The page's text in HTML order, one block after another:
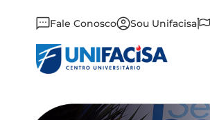
Fale Conosco Sou Unifacisa